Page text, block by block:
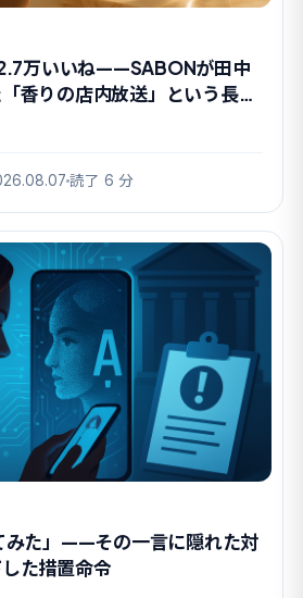
万いいね——SABONが田中
香りの店内放送」という長期
読了 6 分
みた」——その一言に隠れた対
た措置命令